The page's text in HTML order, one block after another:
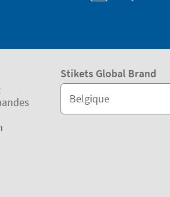
Stikets Global Brand
Belgique